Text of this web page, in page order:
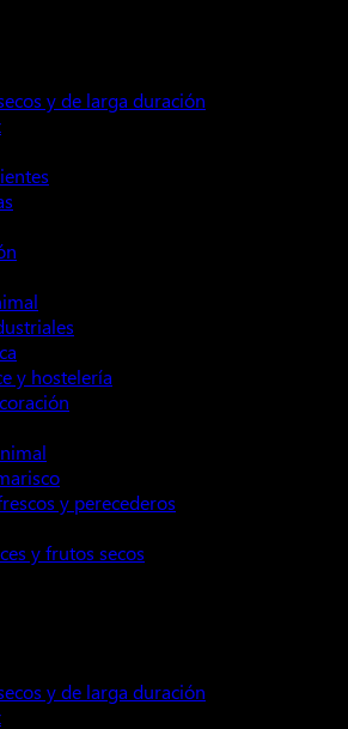
y de larga duración
y hostelería
y perecederos
y frutos secos
y de larga duración